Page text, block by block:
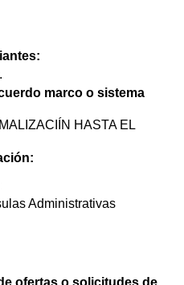
marco o sistema
HASTA EL
Administrativas
ofertas o solicitudes de